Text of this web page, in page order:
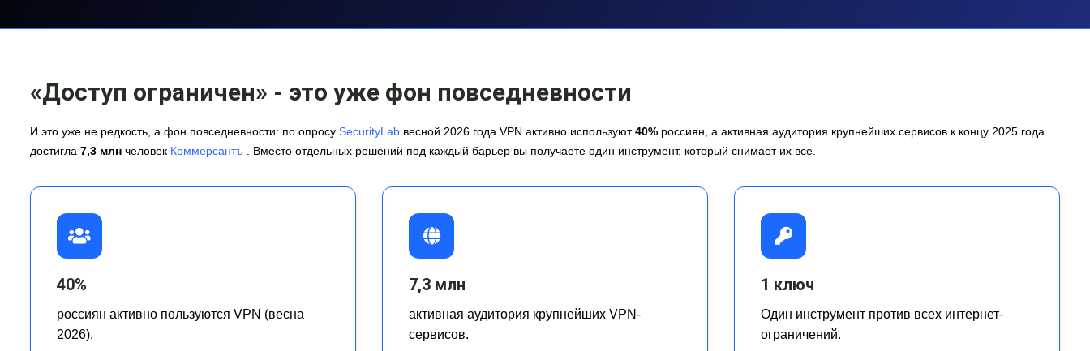
«Доступ ограничен» - это уже фон повседневности
И это уже не редкость, а фон повседневности: по опросу SecurityLab весной 2026 года VPN активно используют40% россиян, а активная аудитория крупнейших сервисов к концу 2025 года
достигла 7,3 млн человек Коммерсантъ . Вместо отдельных решений под каждый барьер вы получаете один инструмент, который снимает их все.
40%
россиян активно пользуются VPN (весна
2026).
7,3 млн
активная аудитория крупнейших VPN-
сервисов.
1 ключ
Один инструмент против всех интернет-
ограничений.